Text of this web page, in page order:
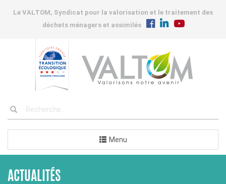
Le VALTOM, Syndicat pour la valorisation et le traitement des
déchets ménagers et assimilés
Menu
ACTUALITÉS